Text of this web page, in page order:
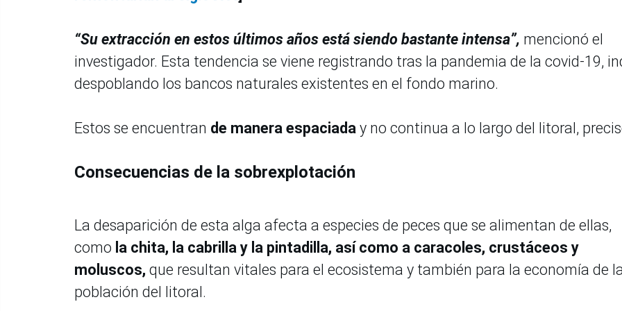
“Su extracción en estos últimos años está siendo bastante intensa”, mencionó el
investigador. Esta tendencia se viene registrando tras la pandemia de la covid-19,
despoblando los bancos naturales existentes en el fondo marino.
Estos se encuentran de manera espaciada y no continua a lo largo del litoral,
Consecuencias de la sobrexplotación
La desaparición de esta alga afecta a especies de peces que se alimentan de ellas,
como la chita, la cabrilla y la pintadilla, así como a caracoles, crustáceos y
moluscos, que resultan vitales para el ecosistema y también para la economía de
población del litoral.